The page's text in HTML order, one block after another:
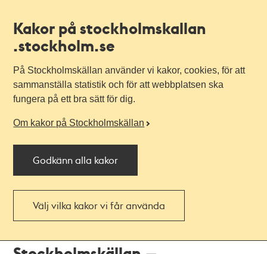
Kakor på stockholmskallan
.stockholm.se
På Stockholmskällan använder vi kakor, cookies, för att
sammanställa statistik och för att webbplatsen ska
fungera på ett bra sätt för dig.
Om kakor på Stockholmskällan
Godkänn alla kakor
Välj vilka kakor vi får använda